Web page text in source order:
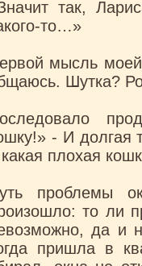
так,
то…»
мысль
Шутка?
- И долгая
плохая
проблемы
то ли
да и
пришла в